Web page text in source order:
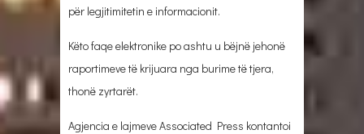
për legjitimitetin e informacionit.
Këto faqe elektronike po ashtu u bëjnë jehonë
raportimeve të krijuara nga burime të tjera,
thonë zyrtarët.
Agjencia e lajmeve Associated Press kontantoi